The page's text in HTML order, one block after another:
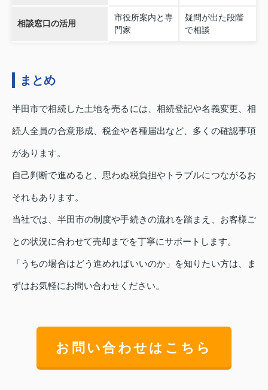
相談窓口の活用
市役所案内と専
門家
疑問が出た段階
で相談
まとめ
半田市で相続した土地を売るには、相続登記や名義変更、相
続人全員の合意形成、税金や各種届出など、多くの確認事項
があります。
自己判断で進めると、思わぬ税負担やトラブルにつながるお
それもあります。
当社では、半田市の制度や手続きの流れを踏まえ、お客様ご
との状況に合わせて売却までを丁寧にサポートします。
「うちの場合はどう進めればいいのか」を知りたい方は、ま
ずはお気軽にお問い合わせください。
お問い合わせはこちら